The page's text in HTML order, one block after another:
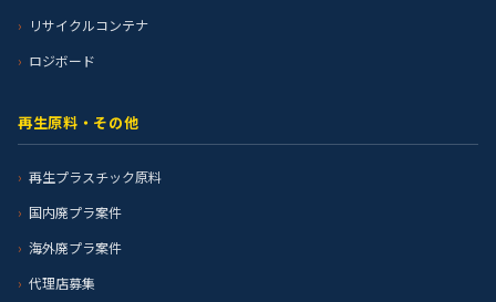
リサイクルコンテナ
ロジボード
再生原料・その他
再生プラスチック原料
国内廃プラ案件
海外廃プラ案件
代理店募集